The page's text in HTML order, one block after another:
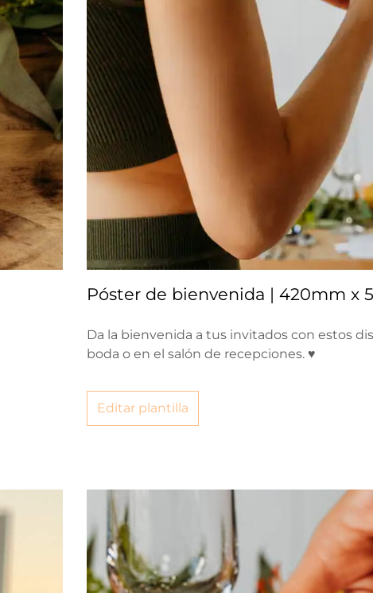
Póster de bienvenida | 420mm x
Da la bienvenida a tus invitados con estos
boda o en el salón de recepciones. ♥
Editar plantilla